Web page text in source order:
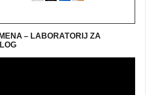
– LABORATORIJ ZA